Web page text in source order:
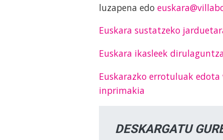
luzapena edo
Euskara sustatzeko
Euskara ikasleek
Euskarazko errotuluak
inprimakia
DESKARGATU